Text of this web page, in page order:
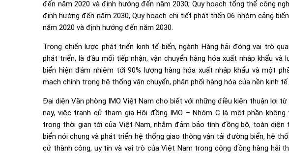
đến năm 2020 và định hướng đến năm 2030; Quy hoạch tổng thể công
định hướng đến năm 2030, Quy hoạch chi tiết phát triển 06 nhóm cảng
năm 2020 và định hướng đến năm 2030.
Trong chiến lược phát triển kinh tế biển, ngành Hàng hải đóng vai trò
phát triển, là đầu mối tiếp nhận, vận chuyển hàng hóa xuất nhập khẩu
biển hiện đảm nhiệm tới 90% lượng hàng hóa xuất nhập khẩu và một
mạch chính trong hệ thống vận chuyển, phân phối hàng hóa của nền kinh tế.
Đại diện Văn phòng IMO Việt Nam cho biết với những điều kiện thuận lợi
nay, việc tranh cử tham gia Hội đồng IMO – Nhóm C là một phần
trong thời gian tới của Việt Nam, nhằm đảm bảo tính đồng bộ, toàn
biển nói chung và phát triển hệ thống giao thông vận tải đường biển, hệ
cử thành công, uy tín và vai trò của Việt Nam trong cộng đồng hàng hải